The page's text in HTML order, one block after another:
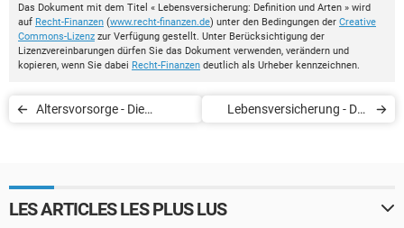
Das Dokument mit dem Titel « Lebensversicherung: Definition und Arten » wird
auf Recht-Finanzen (www.recht-finanzen.de) unter den Bedingungen der Creative
Commons-Lizenz zur Verfügung gestellt. Unter Berücksichtigung der
Lizenzvereinbarungen dürfen Sie das Dokument verwenden, verändern und
kopieren, wenn Sie dabei Recht-Finanzen deutlich als Urheber kennzeichnen.
Altersvorsorge - Die
Lebensversicherung - Der
LES ARTICLES LES PLUS LUS